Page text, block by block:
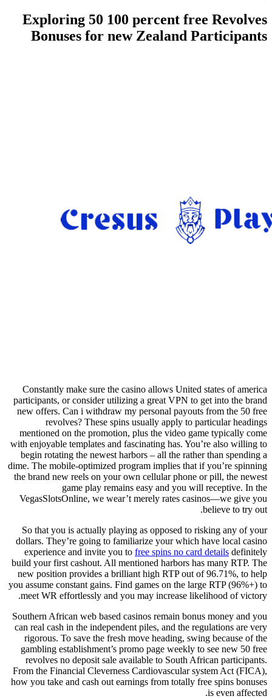
Exploring 50 100 percent free Revolves
Bonuses for new Zealand Participants
Constantly make sure the casino allows United states of america
participants, or consider utilizing a great VPN to get into the brand
new offers. Can i withdraw my personal payouts from the 50 free
revolves? These spins usually apply to particular headings
mentioned on the promotion, plus the video game typically come
with enjoyable templates and fascinating has. You’re also willing to
begin rotating the newest harbors – all the rather than spending a
dime. The mobile-optimized program implies that if you’re spinning
the brand new reels on your own cellular phone or pill, the newest
game play remains easy and you will receptive. In the
VegasSlotsOnline, we wear’t merely rates casinos—we give you
believe to try out.
So that you is actually playing as opposed to risking any of your
dollars. They’re going to familiarize your which have local casino
experience and invite you to free spins no card details definitely
build your first cashout. All mentioned harbors has many RTP. The
new position provides a brilliant high RTP out of 96.71%, to help
you assume constant gains. Find games on the large RTP (96%+) to
meet WR effortlessly and you may increase likelihood of victory.
Southern African web based casinos remain bonus money and you
can real cash in the independent piles, and the regulations are very
rigorous. To save the fresh move heading, swing because of the
gambling establishment’s promo page weekly to see new 50 free
revolves no deposit sale available to South African participants.
From the Financial Cleverness Cardiovascular system Act (FICA),
how you take and cash out earnings from totally free spins bonuses
is even affected.